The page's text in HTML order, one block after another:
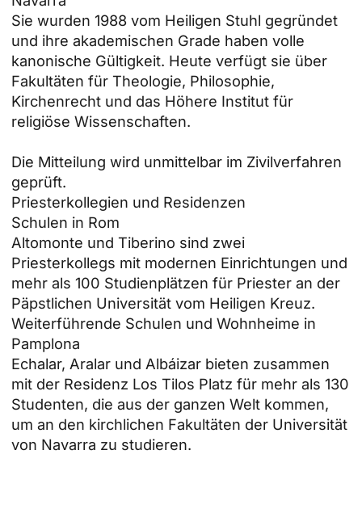
Sie wurden 1988 vom Heiligen Stuhl gegründet
und ihre akademischen Grade haben volle
kanonische Gültigkeit. Heute verfügt sie über
Fakultäten für Theologie, Philosophie,
Kirchenrecht und das Höhere Institut für
religiöse Wissenschaften.
Die Mitteilung wird unmittelbar im Zivilverfahren
geprüft.
Priesterkollegien und Residenzen
Schulen in Rom
Altomonte und Tiberino sind zwei
Priesterkollegs mit modernen Einrichtungen und
mehr als 100 Studienplätzen für Priester an der
Päpstlichen Universität vom Heiligen Kreuz.
Weiterführende Schulen und Wohnheime in
Pamplona
Echalar, Aralar und Albáizar bieten zusammen
mit der Residenz Los Tilos Platz für mehr als 130
Studenten, die aus der ganzen Welt kommen,
um an den kirchlichen Fakultäten der Universität
von Navarra zu studieren.